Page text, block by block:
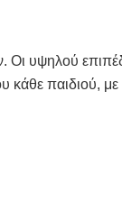
Οι υψηλού
κάθε παιδιού,